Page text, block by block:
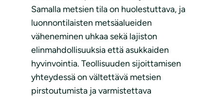
Samalla metsien tila on huolestuttava, ja
luonnontilaisten metsäalueiden
väheneminen uhkaa sekä lajiston
elinmahdollisuuksia että asukkaiden
hyvinvointia. Teollisuuden sijoittamisen
yhteydessä on vältettävä metsien
pirstoutumista ja varmistettava